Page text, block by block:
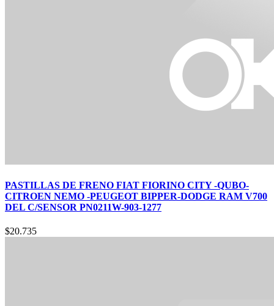
PASTILLAS DE FRENO FIAT FIORINO CITY -QUBO-
CITROEN NEMO -PEUGEOT BIPPER-DODGE RAM V700
DEL C/SENSOR PN0211W-903-1277
$20.735